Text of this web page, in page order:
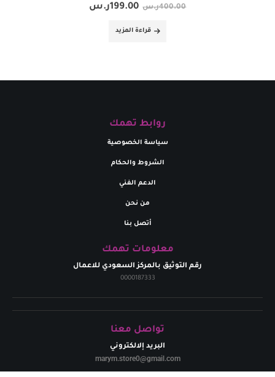
400.00ر.س 199.00ر.س
قراءة المزيد
روابط تهمك
سياسة الخصوصية
الشروط والحكام
الدعم الفني
من نحن
أتصل بنا
معلومات تهمك
رقم التوثيق بالمركز السعودي للاعمال
0000187333
تواصل معنا
البريد إلالكتروني
marym.store0@gmail.com​